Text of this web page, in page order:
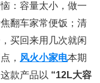
：容量太小，做一
翻车家常便饭；清
买回来用几次就闲
， 风火小家电本期
款产品以 “12L大容